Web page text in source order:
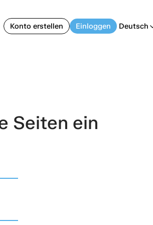
Konto erstellen Einloggen Deutsch
Seiten ein